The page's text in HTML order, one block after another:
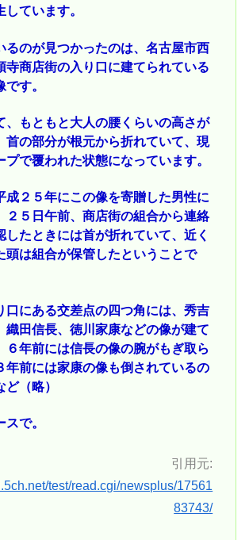
ています。
るのが見つかったのは、名古屋市西
寺商店街の入り口に建てられている
す。
、もともと大人の腰くらいの高さが
首の部分が根元から折れていて、現
プで覆われた状態になっています。
成２５年にこの像を寄贈した男性に
２５日午前、商店街の組合から連絡
したときには首が折れていて、近く
頭は組合が保管したということで
口にある交差点の四つ角には、秀吉
織田信長、徳川家康などの像が建て
６年前には信長の像の腕がもぎ取ら
年前には家康の像も倒されているの
（略）
で。
引用元:
test/read.cgi/newsplus/17561
83743/